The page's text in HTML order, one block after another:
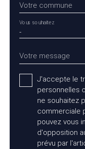
Votre commune
-
Vous souhaitez
Votre message
J'accepte le
personnelles
ne souhaitez
commerciale
pouvez vous
d'opposition
prévu par